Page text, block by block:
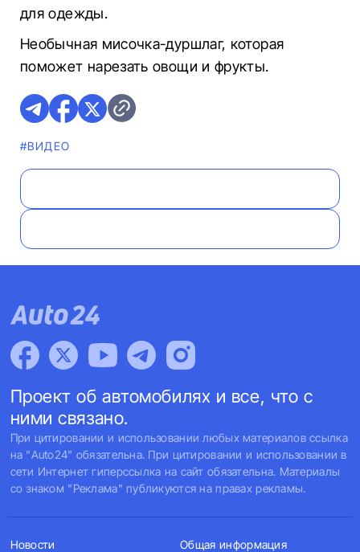
для одежды.
Необычная мисочка-дуршлаг, которая
поможет нарезать овощи и фрукты.
#ВИДЕО
Проект об автомобилях и все, что с
ними связано.
При цитировании и использовании любых материалов ссылка
на "Auto24" обязательна. При цитировании и использовании в
сети Интернет гиперссылка на сайт обязательна. Материалы
со знаком "Реклама" публикуются на правах рекламы.
Новости Общая информация